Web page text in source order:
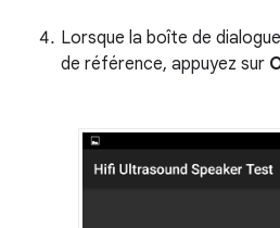
Lorsque la boîte de
de référence, appuyez sur